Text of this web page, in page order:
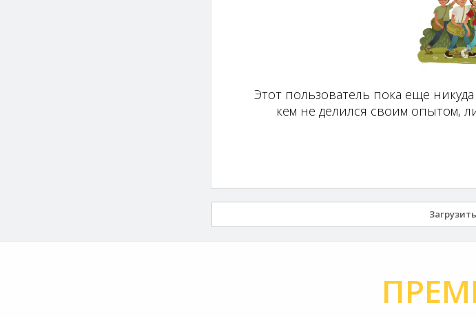
Этот пользователь пока еще
кем не делился своим опытом,